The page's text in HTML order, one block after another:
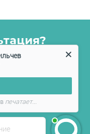
сервисе,
материалах,
семинарах
печатает...